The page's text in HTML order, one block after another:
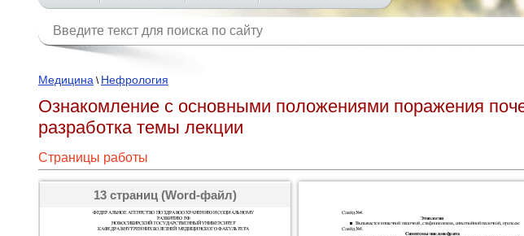
Медицина \ Нефрология
Ознакомление с основными положениями поражения
разработка темы лекции
Страницы работы
13 страниц (Word-файл)